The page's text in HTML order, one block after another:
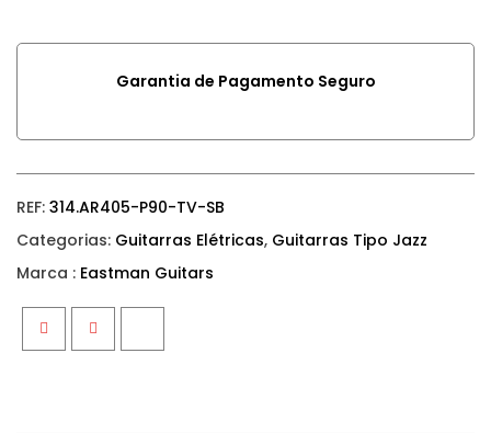
Garantia de Pagamento Seguro
REF: 314.AR405-P90-TV-SB
Categorias: Guitarras Elétricas, Guitarras Tipo Jazz
Marca : Eastman Guitars
FacebookTwitterGoogle+